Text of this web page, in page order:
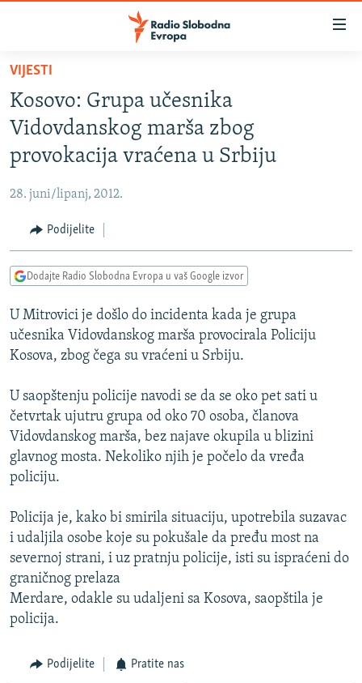
Pređite
glavni
sadržaj
na
glavnu
navigaciju
Pređite
na
pretragu
BOSNA I HERCEGOVINA
CRNA GORA
VIZUELNO
INFOGRAFIKE
RAT U UKRAJINI
KINA NA BALKANU
RSE PRIČE IZ SVIJETA
DNEVNO@RSE
SPECIJALI RSE
VIŠE OD NASLOVA
POPLAVE I KLIZIŠTA U BIH 2024.
TV LIBERTY
POST SCRIPTUM
MOJA EVROPA
SVE KARTE DEJTONA
PRATITE NAS
Sve RFE/RL stranice
VIJESTI
Kosovo: Grupa učesnika
Vidovdanskog marša zbog
provokacija vraćena u Srbiju
28. juni/lipanj, 2012.
Podijelite
Dodajte Radio Slobodna Evropa u vaš Google izvor
U Mitrovici je došlo do incidenta kada je grupa
učesnika Vidovdanskog marša provocirala Policiju
Kosova, zbog čega su vraćeni u Srbiju.
U saopštenju policije navodi se da se oko pet sati u
četvrtak ujutru grupa od oko 70 osoba, članova
Vidovdanskog marša, bez najave okupila u blizini
glavnog mosta. Nekoliko njih je počelo da vređa
policiju.
Policija je, kako bi smirila situaciju, upotrebila suzavac
i udaljila osobe koje su pokušale da pređu most na
severnoj strani, i uz pratnju policije, isti su ispraćeni do
graničnog prelaza
Merdare, odakle su udaljeni sa Kosova, saopštila je
policija.
Podijelite Pratite nas